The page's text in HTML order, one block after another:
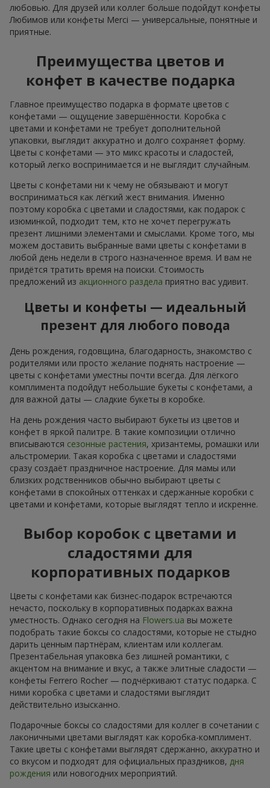
любовью. Для друзей или коллег больше подойдут конфеты
Любимов или конфеты Merci — универсальные, понятные и
приятные.
Преимущества цветов и
конфет в качестве подарка
Главное преимущество подарка в формате цветов с
конфетами — ощущение завершённости. Коробка с
цветами и конфетами не требует дополнительной
упаковки, выглядит аккуратно и долго сохраняет форму.
Цветы с конфетами — это микс красоты и сладостей,
который легко воспринимается и не выглядит случайным.
Цветы с конфетами ни к чему не обязывают и могут
восприниматься как лёгкий жест внимания. Именно
поэтому коробка с цветами и сладостями, как подарок с
изюминкой, подходит тем, кто не хочет перегружать
презент лишними элементами и смыслами. Кроме того, мы
можем доставить выбранные вами цветы с конфетами в
любой день недели в строго назначенное время. И вам не
придётся тратить время на поиски. Стоимость
предложений из акционного раздела приятно вас удивит.
Цветы и конфеты — идеальный
презент для любого повода
День рождения, годовщина, благодарность, знакомство с
родителями или просто желание поднять настроение —
цветы с конфетами уместны почти всегда. Для лёгкого
комплимента подойдут небольшие букеты с конфетами, а
для важной даты — сладкие букеты в коробке.
На день рождения часто выбирают букеты из цветов и
конфет в яркой палитре. В такие композиции отлично
вписываются сезонные растения, хризантемы, ромашки или
альстромерии. Такая коробка с цветами и сладостями
сразу создаёт праздничное настроение. Для мамы или
близких родственников обычно выбирают цветы с
конфетами в спокойных оттенках и сдержанные коробки с
цветами и конфетами, которые выглядят тепло и искренне.
Выбор коробок с цветами и
сладостями для
корпоративных подарков
Цветы с конфетами как бизнес-подарок встречаются
нечасто, поскольку в корпоративных подарках важна
уместность. Однако сегодня на Flowers.ua вы можете
подобрать такие боксы со сладостями, которые не стыдно
дарить ценным партнёрам, клиентам или коллегам.
Презентабельная упаковка без лишней романтики, с
акцентом на внимание и вкус, а также элитные сладости —
конфеты Ferrero Rocher — подчёркивают статус подарка. С
ними коробка с цветами и сладостями выглядит
действительно изысканно.
Подарочные боксы со сладостями для коллег в сочетании с
лаконичными цветами выглядят как коробка-комплимент.
Такие цветы с конфетами выглядят сдержанно, аккуратно и
со вкусом и подходят для официальных праздников, дня
рождения или новогодних мероприятий.